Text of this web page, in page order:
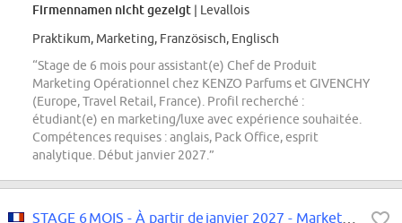
Firmennamen nicht gezeigt | Levallois
Praktikum, Marketing, Französisch, Englisch
“Stage de 6 mois pour assistant(e) Chef de Produit
Marketing Opérationnel chez KENZO Parfums et GIVENCHY
(Europe, Travel Retail, France). Profil recherché :
étudiant(e) en marketing/luxe avec expérience souhaitée.
Compétences requises : anglais, Pack Office, esprit
analytique. Début janvier 2027.”